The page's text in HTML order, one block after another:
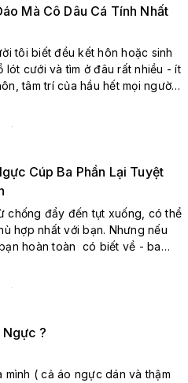
Mà Cô Dâu Cá Tính Nhất
tôi biết đều kết hôn hoặc sinh
cưới và tìm ở đâu rất nhiều - ít
tâm trí của hầu hết mọi người
Cúp Ba Phần Lại Tuyệt
chống đẩy đến tụt xuống, có thể
hợp nhất với bạn. Nhưng nếu
hoàn toàn có biết về - ba
Ngực ?
( cả áo ngực dán và thậm